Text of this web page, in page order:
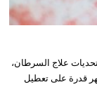
علاج السرطان،
قدرة على تعطيل